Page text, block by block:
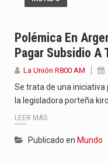
Polémica En
Pagar Subsidio A
La Unión R800 AM
Se trata de una
la legisladora porteña
LEER MÁS
Publicado en Mundo